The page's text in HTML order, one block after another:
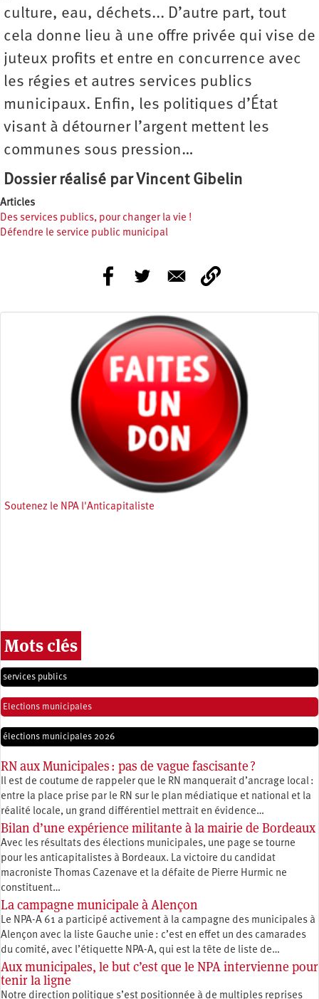
culture, eau, déchets... D’autre part, tout
cela donne lieu à une offre privée qui vise de
juteux profits et entre en concurrence avec
les régies et autres services publics
municipaux. Enfin, les politiques d’État
visant à détourner l’argent mettent les
communes sous pression…
Dossier réalisé par Vincent Gibelin
Articles
Des services publics, pour changer la vie !
Défendre le service public municipal
Soutenez le NPA l'Anticapitaliste
Mots clés
services publics
Elections municipales
élections municipales 2026
RN aux Municipales : pas de vague fascisante ?
Il est de coutume de rappeler que le RN manquerait d’ancrage local :
entre la place prise par le RN sur le plan médiatique et national et la
réalité locale, un grand différentiel mettrait en évidence…
Bilan d’une expérience militante à la mairie de Bordeaux
Avec les résultats des élections municipales, une page se tourne
pour les anticapitalistes à Bordeaux. La victoire du candidat
macroniste Thomas Cazenave et la défaite de Pierre Hurmic ne
constituent…
La campagne municipale à Alençon
Le NPA-A 61 a participé activement à la campagne des municipales à
Alençon avec la liste Gauche unie : c’est en effet un des camarades
du comité, avec l’étiquette NPA-A, qui est la tête de liste de…
Aux municipales, le but c’est que le NPA intervienne pour
tenir la ligne
Notre direction politique s’est positionnée à de multiples reprises